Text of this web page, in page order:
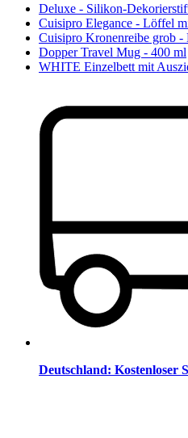
Deluxe - Silikon-
Cuisipro Elegance - Löffel
Cuisipro Kronenreibe grob -
Dopper Travel Mug - 400 ml
WHITE Einzelbett mit
Deutschland: Kostenloser